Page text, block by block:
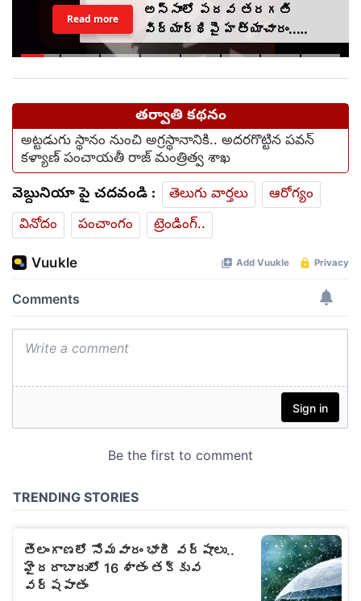
అస్సాంలో పదవ తరగతి
విద్యార్థిపై హత్యాచారం..
ఫంక్షన్‌కు వెళ్లిన తల్లి..
Read more
తర్వాతి కథనం
అట్టడుగు స్థానం నుంచి అగ్రస్థానానికి.. అదరగొట్టిన పవన్
కళ్యాణ్ పంచాయతీ రాజ్ మంత్రిత్వ శాఖ
వెబ్దునియా పై చదవండి : తెలుగు వార్తలు
ఆరోగ్యం
వినోదం
పంచాంగం ట్రెండింగ్..